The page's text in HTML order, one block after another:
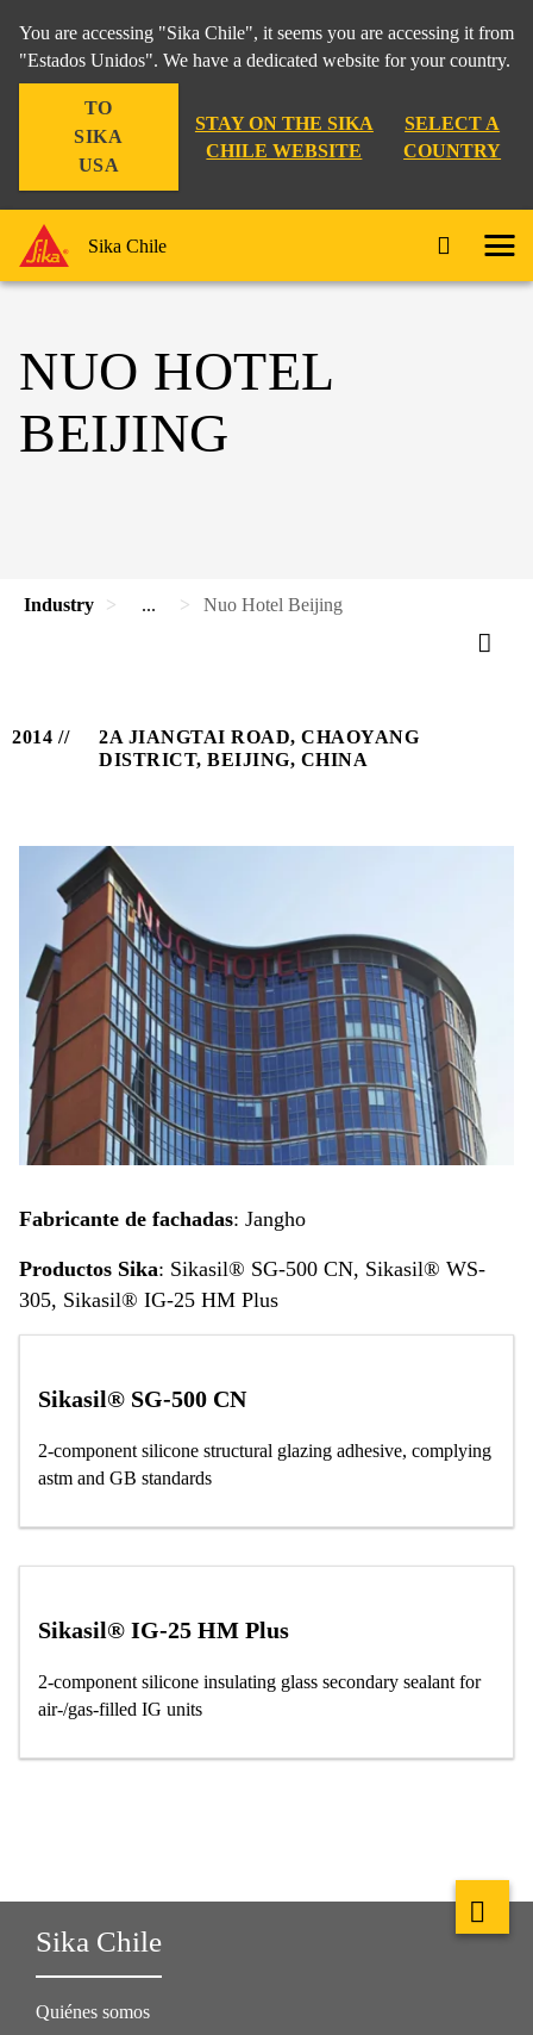
You are accessing "Sika Chile", it seems you are accessing it from
"Estados Unidos". We have a dedicated website for your country.
TO
SIKA
USA
STAY ON THE SIKA
CHILE WEBSITE
SELECT A
COUNTRY
Sika Chile
NUO HOTEL
BEIJING
Industry ... Nuo Hotel Beijing
2014
2A JIANGTAI ROAD, CHAOYANG
DISTRICT, BEIJING, CHINA
Fabricante de fachadas: Jangho
Productos Sika: Sikasil® SG-500 CN, Sikasil® WS-
305, Sikasil® IG-25 HM Plus
Sikasil® SG-500 CN
2-component silicone structural glazing adhesive, complying
astm and GB standards
Sikasil® IG-25 HM Plus
2-component silicone insulating glass secondary sealant for
air-/gas-filled IG units
Sika Chile
Quiénes somos